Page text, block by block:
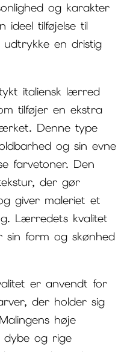
og karakter
tilføjelse til
en dristig
italiensk lærred
tilføjer en ekstra
Denne type
og sin evne
farvetoner. Den
der gør
giver maleriet et
Lærredets kvalitet
form og skønhed
er anvendt for
der holder sig
høje
dybe og rige